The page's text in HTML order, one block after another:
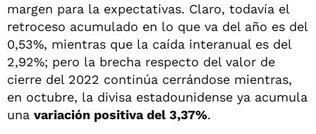
margen para la expectativas. Claro, todavía el
retroceso acumulado en lo que va del año es del
0,53%, mientras que la caída interanual es del
2,92%; pero la brecha respecto del valor de
cierre del 2022 continúa cerrándose mientras,
en octubre, la divisa estadounidense ya acumula
una variación positiva del 3,37%.